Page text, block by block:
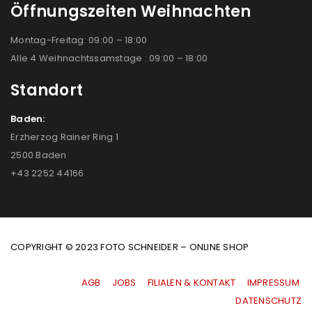
Öffnungszeiten Weihnachten
Montag-Freitag: 09:00 – 18:00
Alle 4 Weihnachtssamstage : 09:00 – 18:00
Standort
Baden:
Erzherzog Rainer Ring 1
2500 Baden
+43 2252 44166
COPYRIGHT © 2023 FOTO SCHNEIDER – ONLINE SHOP
AGB JOBS FILIALEN & KONTAKT
IMPRESSUM
|DATENSCHUTZ